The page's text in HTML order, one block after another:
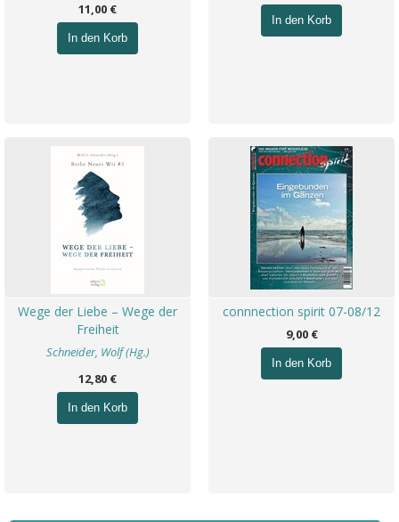
11,00 €
In den Korb
In den Korb
Wege der Liebe – Wege der
Freiheit
Schneider, Wolf (Hg.)
12,80 €
In den Korb
connnection spirit 07-08/12
9,00 €
In den Korb